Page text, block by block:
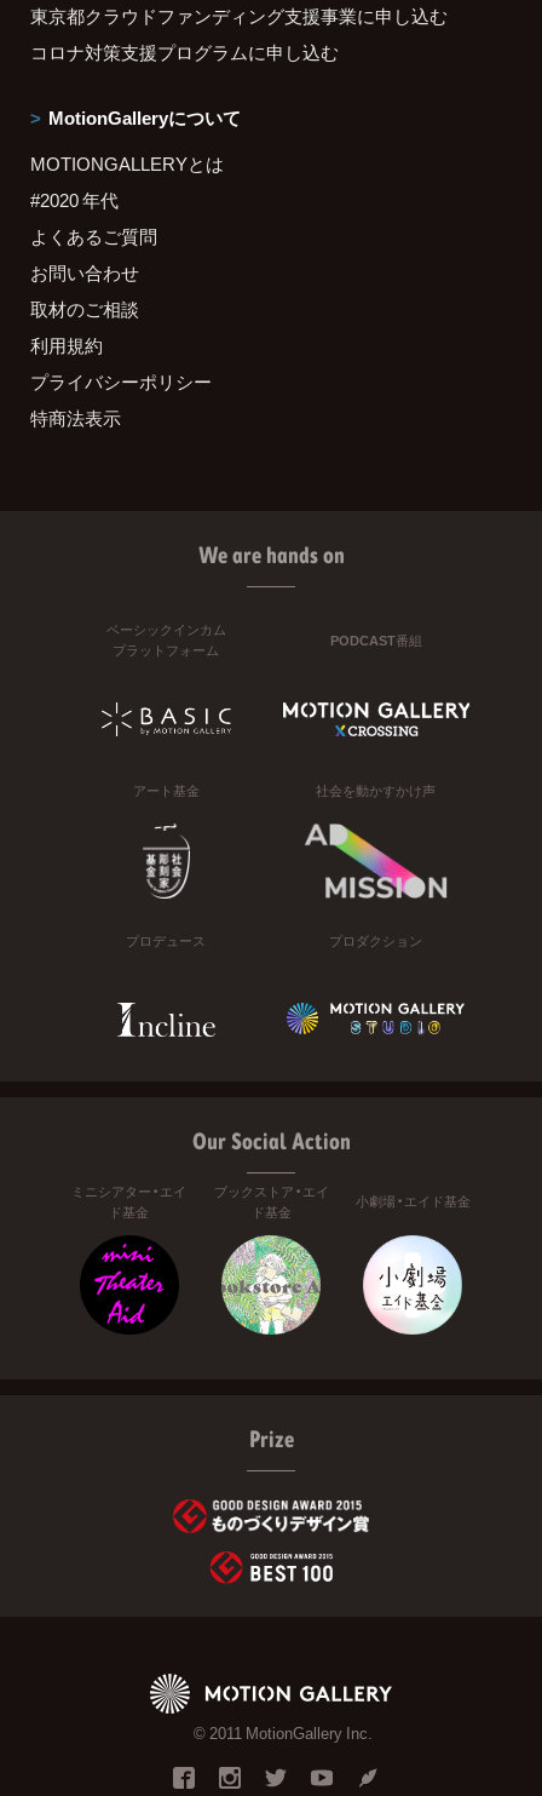
東京都クラウドファンディング支援事業に申し込む
コロナ対策支援プログラムに申し込む
MotionGalleryについて
MOTIONGALLERYとは
#2020 年代
よくあるご質問
お問い合わせ
取材のご相談
利用規約
プライバシーポリシー
特商法表示
We are hands on
ベーシックインカム
プラットフォーム
PODCAST番組
アート基金 社会を動かすかけ声
プロデュース プロダクション
Our Social Action
ミニシアター・エイ
ド基金
ブックストア・エイ
ド基金
小劇場・エイド基金
Prize
© 2011 MotionGallery Inc.